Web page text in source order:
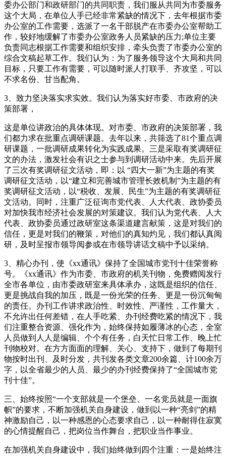
委办公部门和政研部门的共同职责，我们服从共同为市委服务
这个大局，在单位人手已经非常紧缺的情况下，去年根据市委
办公室的工作需要，选派了一名干部脱产在市委办公室帮助工
作，较好地缓解了市委办公室政务人员紧缺的压力;单位主要
负责同志根据工作需要和组织安排，牵头负责了市委办公室的
综合文稿起草工作。我们认为：为了服务领导这个大局和共同
目标，只要工作有需要，可以随时派人打联手、齐攻坚，可以
不求名份、甘当配角。
3、致力坚决落实求实效。我们认为落实好市委、市政府的决
策部署，
这是单位讲政治的具体体现。对市委、市政府的决策部署，我
们都力求在批重点调研课题。去年以来，共筛选了81个重点调
研课题，一批调研成果转化为实践成果。三是采取有奖调研征
文的办法，激发社会有识之士参与到调研活动中来。先后开展
了三次有奖调研征文活动，即：以 “四大一新”为主题的有奖
调研征文活动，以“建立和完善城市管理长效机制”为主题的有
奖调研征文活动，以“税收、发展、民生”为主题的有奖调研征
文活动。同时，注重广泛征询市党代表、人大代表、政协委员
对加快我市经济社会发展的对策建议。我们认为党代表、人大
代表、政协委员通过政研室这条渠道建言献策，这是对我们的
信任，更是对我们的鞭策，对他们的真知灼见，我们都认真阅
研，及时呈报市领导阅参或在市领导讲话文稿中予以采纳。
3、精心办刊，使《xx通讯》保持了全国城市党刊十佳荣誉称
号。《xx通讯》作为市委、市政府的机关刊物，免费赠阅发行
全市各单位，由市委政研室来具体承办，这既是组织的信任、
更是挑战自我的加压，既是一份光荣的任务、更是一份沉甸甸
的责任。办刊工作讲求政治性、时效性、严谨性，工作量大，
不允许出任何差错，在人手吃紧、办刊经费吃紧的情况下，我
们注重整合资源、强化作为，始终保持如履薄冰的心态，全室
人员做到人人是编辑、个个有任务，白天忙日常工作、晚上忙
刊物校对。在方方面面的理解、关心、支持下，做到了每期刊
物按时出刊、及时分发，共刊发各类文章200余篇、计100余万
字，以全省最少的人员、最少的办刊经费保持了“全国城市党
刊十佳”。
三、始终按照“一个支部就是一个堡垒、一名党员就是一面旗
帜”的要求，不断加强机关自身建设，做到以一种“亮剑”的精
神激励自己，以一种感恩的心态要求自己，以一种耐得住寂寞
的心情提醒自己，把岗位当作舞台，把职业当作事业。
在加强机关自身建设中，我们始终做到四个注重：一是始终注